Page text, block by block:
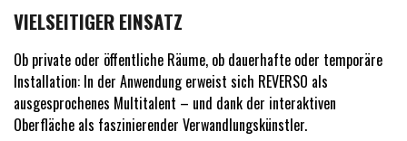
VIELSEITIGER EINSATZ
Ob private oder öffentliche Räume, ob dauerhafte oder temporäre
Installation: In der Anwendung erweist sich REVERSO als
ausgesprochenes Multitalent – und dank der interaktiven
Oberfläche als faszinierender Verwandlungskünstler.